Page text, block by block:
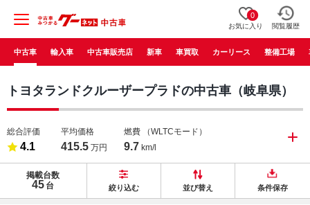
0
お気に入り 閲覧履歴
中古車 輸入車 中古車販売店 新車 車買取 カーリース 整備工場
トヨタランドクルーザープラドの中古車（岐阜県）
総合評価
4.1
平均価格
415.5 万円
燃費 （WLTCモード）
9.7 km/l
掲載台数
45 台 絞り込む 並び替え 条件保存